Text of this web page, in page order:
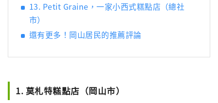
13. Petit Graine，一家小西式糕點店（總社
市）
還有更多！岡山居民的推薦評論
1. 莫札特糕點店（岡山市）